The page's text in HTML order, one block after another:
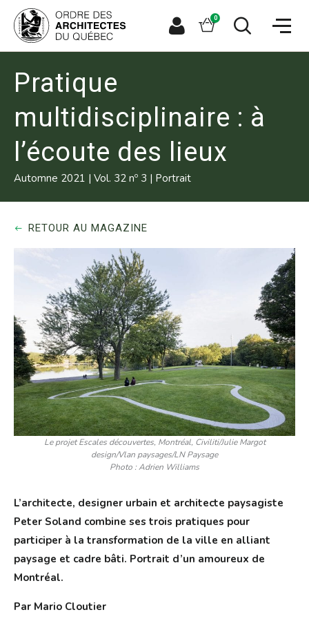
directement
recherche
directement
contenu
principal
Panier
0
membre
le
la
site
Pratique
multidisciplinaire : à
l’écoute des lieux
Automne 2021 | Vol. 32 no 3 | Portrait
RETOUR AU MAGAZINE
Le projet Escales découvertes, Montréal, Civiliti/Julie Margot
design/Vlan paysages/LN Paysage
Photo : Adrien Williams
L’architecte, designer urbain et architecte paysagiste
Peter Soland combine ses trois pratiques pour
participer à la transformation de la ville en alliant
paysage et cadre bâti. Portrait d’un amoureux de
Montréal.
Par Mario Cloutier